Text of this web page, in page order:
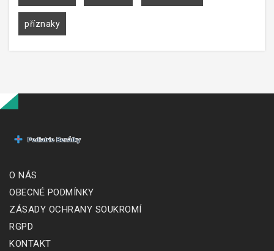
příznaky
O NÁS
OBECNÉ PODMÍNKY
ZÁSADY OCHRANY SOUKROMÍ
RGPD
KONTAKT